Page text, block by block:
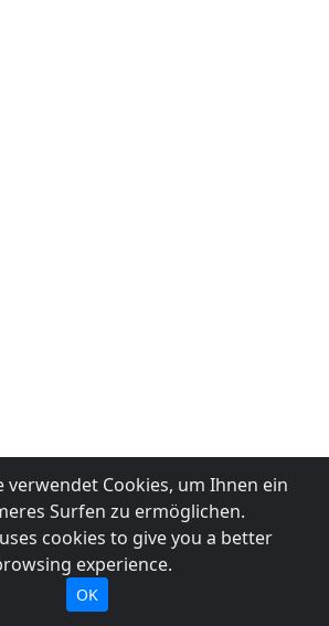
verwendet Cookies, um Ihnen ein
Surfen zu ermöglichen.
cookies to give you a better
experience.
OK